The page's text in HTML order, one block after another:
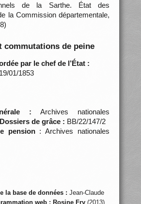
de la Sarthe. État des
la Commission départementale,
commutations de peine
par le chef de l’État :
01/1853
: Archives nationales
Dossiers de grâce : BB/22/147/2
pension: Archives nationales
la base de données : Jean-Claude
web : Rosine Fry(2013)